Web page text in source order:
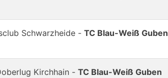
Schwarzheide - TC Blau-Weiß Guben
Kirchhain - TC Blau-Weiß Guben